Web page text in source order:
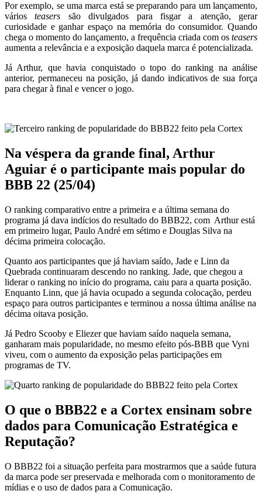
Por exemplo, se uma marca está se preparando para um lançamento,
váriosteasers são divulgados para fisgar a atenção, gerar
curiosidade e ganhar espaço na memória do consumidor. Quando
chega o momento do lançamento, a frequência criada com os teasers
aumenta a relevância e a exposição daquela marca é potencializada.
Já Arthur, que havia conquistado o topo do ranking na análise
anterior, permaneceu na posição, já dando indicativos de sua força
para chegar à final e vencer o jogo.
Na véspera da grande final, Arthur
Aguiar é o participante mais popular do
BBB 22 (25/04)
O ranking comparativo entre a primeira e a última semana do
programa já dava indícios do resultado do BBB22, com Arthur está
em primeiro lugar, Paulo André em sétimo e Douglas Silva na
décima primeira colocação.
Quanto aos participantes que já haviam saído, Jade e Linn da
Quebrada continuaram descendo no ranking. Jade, que chegou a
liderar o ranking no início do programa, caiu para a quarta posição.
Enquanto Linn, que já havia ocupado a segunda colocação, perdeu
espaço para outros participantes e terminou a nossa última análise na
décima oitava posição.
Já Pedro Scooby e Eliezer que haviam saído naquela semana,
ganharam mais popularidade, no mesmo efeito pós-BBB que Vyni
viveu, com o aumento da exposição pelas participações em
programas de TV.
O que o BBB22 e a Cortex ensinam sobre
dados para Comunicação Estratégica e
Reputação?
O BBB22 foi a situação perfeita para mostrarmos que a saúde futura
da marca pode ser preservada e melhorada com o monitoramento de
mídias e o uso de dados para a Comunicação.